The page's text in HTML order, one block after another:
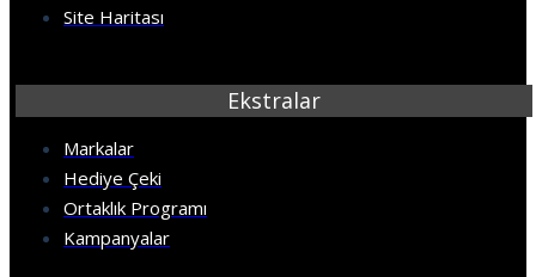
Site Haritası
Ekstralar
Markalar
Hediye Çeki
Ortaklık Programı
Kampanyalar